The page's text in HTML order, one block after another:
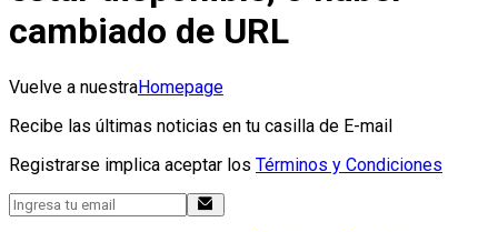
cambiado de URL
Vuelve a nuestraHomepage
Recibe las últimas noticias en tu casilla de E-mail
Registrarse implica aceptar los Términos y Condiciones